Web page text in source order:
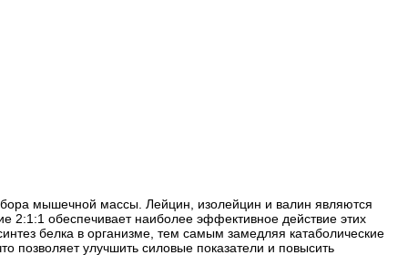
мышечной массы. Лейцин, изолейцин и валин являются
обеспечивает наиболее эффективное действие этих
белка в организме, тем самым замедляя катаболические
позволяет улучшить силовые показатели и повысить